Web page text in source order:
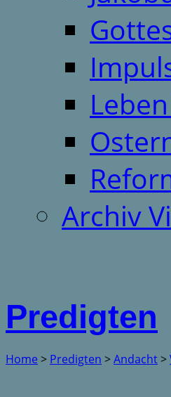
Archiv
Predigten
Home > Predigten >Andacht>